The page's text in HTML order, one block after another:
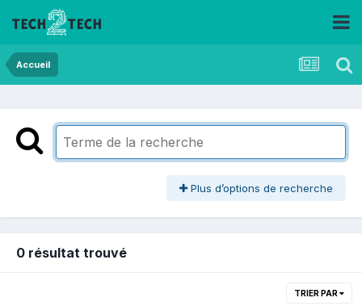
Accueil
Plus d’options de recherche
0 résultat trouvé
TRIER PAR